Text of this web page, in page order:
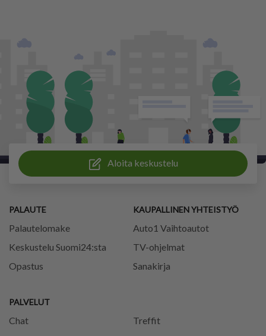
Aloita keskustelu
PALAUTE
Palautelomake
Keskustelu Suomi24:sta
Opastus
PALVELUT
Chat
Treffit
KAUPALLINEN YHTEISTYÖ
Auto1 Vaihtoautot
TV-ohjelmat
Sanakirja